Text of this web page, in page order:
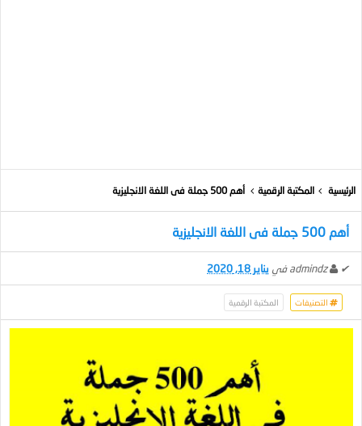
الرئيسية المكتبة الرقمية أهم 500 جملة فى اللغة الانجليزية
أهم 500 جملة فى اللغة الانجليزية
✔
admindz في يناير 18, 2020
التصنيفات المكتبة الرقمية